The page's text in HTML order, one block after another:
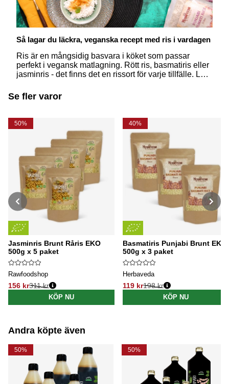
Så lagar du läckra, veganska recept med ris i vardagen
Ris är en mångsidig basvara i köket som passar
perfekt i vegansk matlagning. Rött ris, basmatiris eller
jasminris - det finns det en rissort för varje tillfälle. Läs
i dina veganska recept!
Se fler varor
50%
Jasminris Brunt Råris EKO
500g x 5 paket
Rawfoodshop
156 kr
Ordinarie pris:
311 kr
KÖP NU
40%
Basmatiris Punjabi Brunt EKO
500g x 3 paket
Herbaveda
119 kr
Ordinarie pris:
198 kr
KÖP NU
Andra köpte även
50% 50%